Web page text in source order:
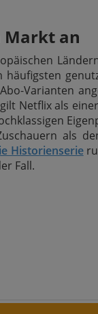
an
häufigsten
Varianten
Netflix als
als
Historienserie
Fall.